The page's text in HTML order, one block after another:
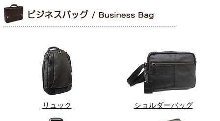
リュック ショルダーバッグ